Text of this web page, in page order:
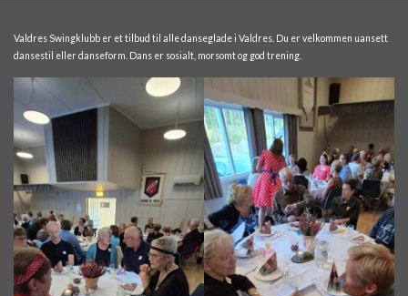
Valdres Swingklubb er et tilbud til alle danseglade i Valdres. Du er velkommen uansett
dansestil eller danseform. Dans er sosialt, morsomt og god trening.